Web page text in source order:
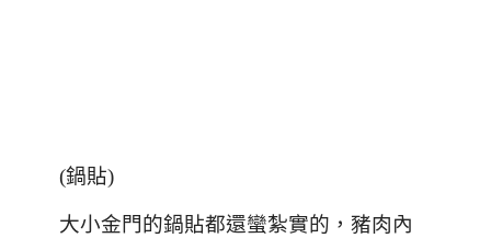
(鍋貼)
大小金門的鍋貼都還蠻紮實的，豬肉內